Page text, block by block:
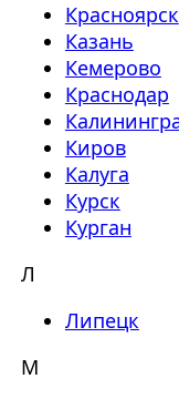
Красноярск
Казань
Кемерово
Краснодар
Киров
Калуга
Курск
Курган
Л
Липецк
М